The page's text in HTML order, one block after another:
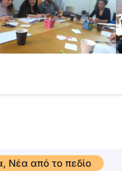
, Νέα από το πεδίο